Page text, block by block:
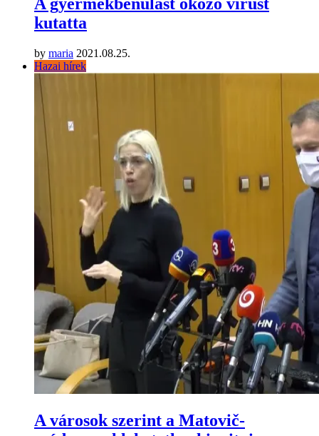
kutatta
by maria 2021.08.25.
Hazai hírek
A városok szerint a Matovič-